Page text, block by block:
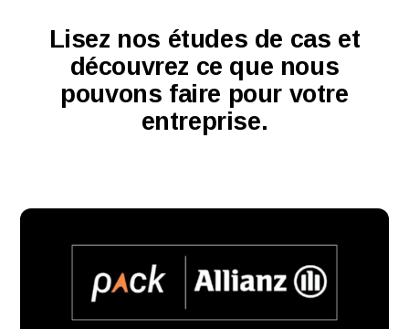
Lisez nos études de cas et
découvrez ce que nous
pouvons faire pour votre
entreprise.